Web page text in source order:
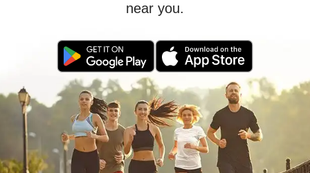
near you.